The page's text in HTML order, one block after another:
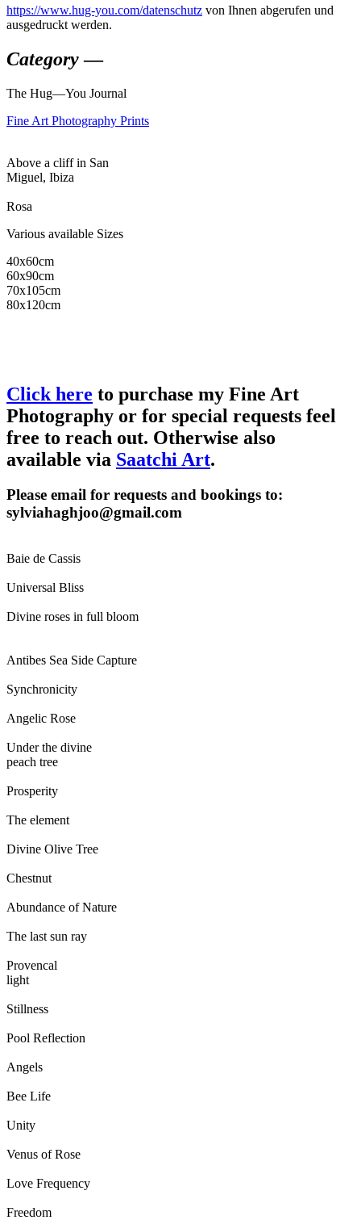
https://www.hug-you.com/datenschutz von Ihnen abgerufen und
ausgedruckt werden.
Category—
The Hug—You Journal
Fine Art Photography Prints
Above a cliff in San
Miguel, Ibiza
Rosa
Various available Sizes
40x60cm
60x90cm
70x105cm
80x120cm
Click here to purchase my Fine Art
Photography or for special requests feel
free to reach out. Otherwise also
available via Saatchi Art.
Please email for requests and bookings to:
sylviahaghjoo@gmail.com
Baie de Cassis
Universal Bliss
Divine roses in full bloom
Antibes Sea Side Capture
Synchronicity
Angelic Rose
Under the divine
peach tree
Prosperity
The element
Divine Olive Tree
Chestnut
Abundance of Nature
The last sun ray
Provencal
light
Stillness
Pool Reflection
Angels
Bee Life
Unity
Venus of Rose
Love Frequency
Freedom